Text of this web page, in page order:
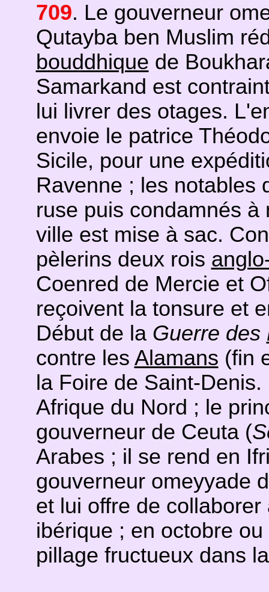
709. Le gouverneur
Qutayba ben Muslim
bouddhique de
Samarkand est
lui livrer des otages.
envoie le patrice
Sicile, pour une
Ravenne ; les notables
ruse puis condamnés
ville est mise à sac.
pèlerins deux rois
Coenred de Mercie et
reçoivent la tonsure et
Début de la Guerre des
contre les Alamans (fin
la Foire de Saint-
Afrique du Nord ; le
gouverneur de Ceuta (
Arabes ; il se rend en
gouverneur omeyyade
et lui offre de
ibérique ; en octobre
pillage fructueux dans